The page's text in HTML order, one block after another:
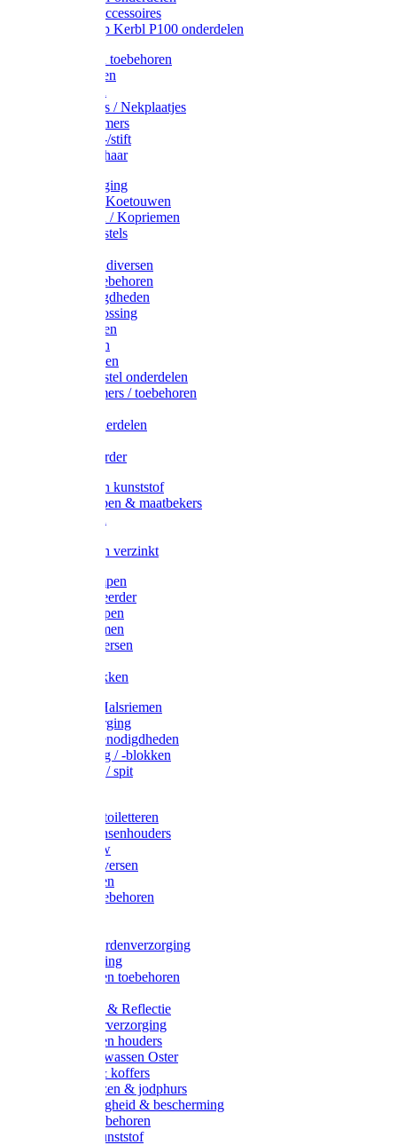
Drinkbak accessoires
Weidepomp Kerbl P100 onderdelen
Oormerken toebehoren
Enkelbanden
Halsplaatjes / Nekplaatjes
Kokernummers
Merkspray-/stift
Veemerkschaar
Uierverzorging
Halsters & Koetouwen
Halsriemen / Kopriemen
Koerugborstels
Koe / Stier diversen
Melkers toebehoren
Stalbenodigdheden
Kalververlossing
Stierenringen
Onthoornen
Kalverflessen
Koerugborstel onderdelen
Kalveremmers / toebehoren
Koelift onderdelen
Uieronthaarder
Voerbakken kunststof
Voerscheppen & maatbekers
Voerbakken verzinkt
Warmtelampen
Staartcoupeerder
Biggenkappen
Neuskrammen
Varken diversen
Varkensbakken
Halsters / Halsriemen
Hoefverzorging
Lammer benodigdheden
Ramdektuig / -blokken
Vastzetpen / spit
Poetsen & toiletteren
Zadel-/Trensenhouders
Halstertouw
Halsters diversen
Hoofdstellen
Zadel & toebehoren
Rapide paardenverzorging
Ruiter kleding
Hoofdstellen toebehoren
Verlichting & Reflectie
Rapide leerverzorging
Likstenen en houders
Poetsen & wassen Oster
Poetssets & koffers
Ruiter laarzen & jodphurs
Ruiter veiligheid & bescherming
Ruiter - toebehoren
Voerbak kunststof